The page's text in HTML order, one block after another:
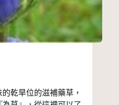
乾旱位的滋補藥草，